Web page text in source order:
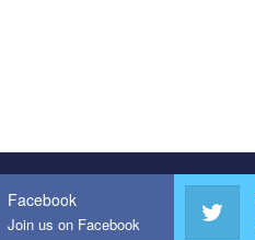
Facebook
Join us on Facebook